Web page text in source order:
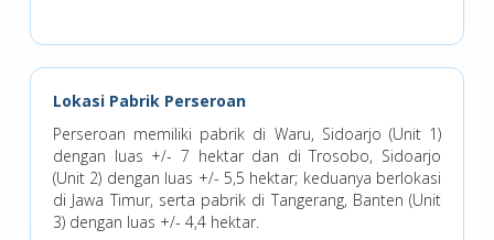
Lokasi Pabrik Perseroan
Perseroan memiliki pabrik di Waru, Sidoarjo (Unit 1)
dengan luas +/- 7 hektar dan di Trosobo, Sidoarjo
(Unit 2) dengan luas +/- 5,5 hektar; keduanya berlokasi
di Jawa Timur, serta pabrik di Tangerang, Banten (Unit
3) dengan luas +/- 4,4 hektar.